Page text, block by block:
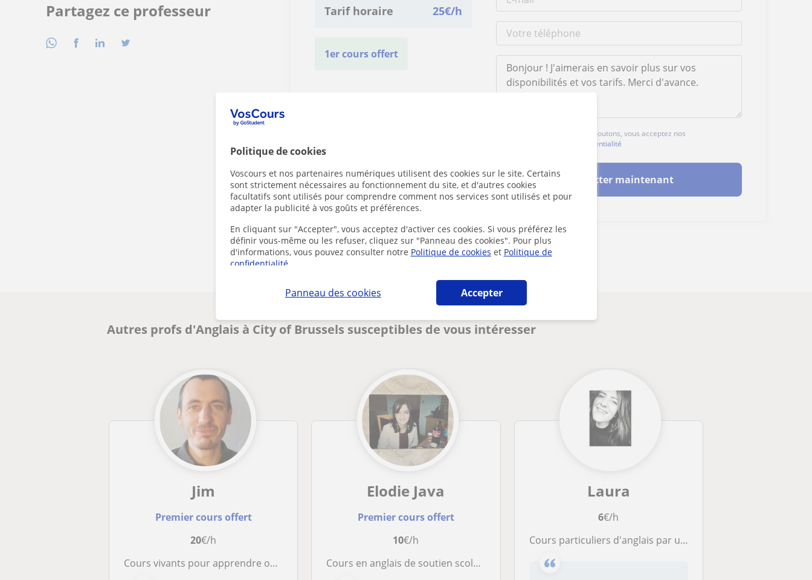
Politique de cookies
Voscours et nos partenaires numériques utilisent des cookies sur le site. Certains
sont strictement nécessaires au fonctionnement du site, et d'autres cookies
facultatifs sont utilisés pour comprendre comment nos services sont utilisés et pour
adapter la publicité à vos goûts et préférences.
En cliquant sur "Accepter", vous acceptez d'activer ces cookies. Si vous préférez les
définir vous-même ou les refuser, cliquez sur "Panneau des cookies". Pour plus
d'informations, vous pouvez consulter notre Politique de cookies et Politique de
confidentialité.
Panneau des cookies Accepter
Partagez ce professeur Tarif horaire 25€/h
1er cours offert
En cliquant sur l'un des deux boutons, vous acceptez nos
confidentialité
Contacter maintenant
Des problèmes avec ce profil ?Signalez-le
Autres profs d'Anglais à City of Brussels susceptibles de vous intéresser
Jim
Premier cours offert
20€/h
Cours vivants pour apprendre ou se mettre à niveau en anglais
Elodie Java
Premier cours offert
10€/h
Cours en anglais de soutien scolaire, aide au devoir au rattrapage, ou donner des cours pour pouvoir parler l’anglais
Laura
6€/h
Cours particuliers d'anglais par un professeur passionné et expérimenté